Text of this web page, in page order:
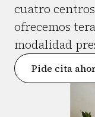
cuatro
ofrecemos
modalidad
Pide cita